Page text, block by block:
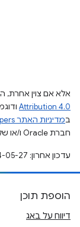
אלא אם צוין אחרת,
Attribution 4.0
במדיניות האתר Google Developers‏
חברת Oracle ו/או של השותפים העצמאיים שלה.
עדכון אחרון: 2024-05-27 (שעון UTC).
הוספת תוכן
דיווח על באג